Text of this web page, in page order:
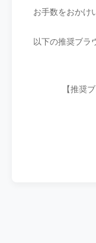
お手数をおかけ
以下の推奨ブラ
【推奨